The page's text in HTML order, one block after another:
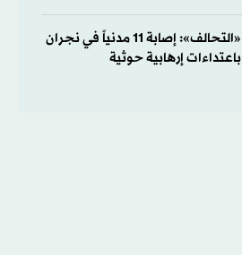
«التحالف»: إصابة 11 مدنياً في نجران
باعتداءات إرهابية حوثية